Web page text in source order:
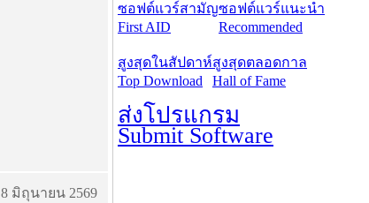
8 มิถุนายน 2569
ซอฟต์แวร์สามัญ
First AID
ซอฟต์แวร์แนะนำ
Recommended
สูงสุดในสัปดาห์
Top Download
สูงสุดตลอดกาล
Hall of Fame
ส่งโปรแกรม
Submit Software